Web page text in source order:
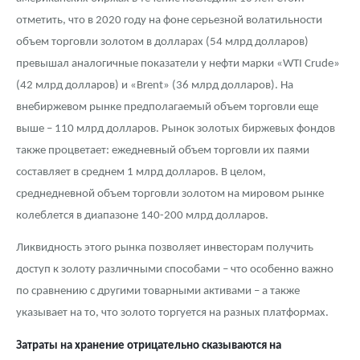
Русская нумизматика
Золотая карманная галерея
Наборы подарочных и коллекционных монет
Монеты и жетоны из недрагоценных металлов
Книги по нумизматике
отметить, что в 2020 году на фоне серьезной волатильности
объем торговли золотом в долларах (54 млрд долларов)
превышал аналогичные показатели у нефти марки «WTI Crude»
(42 млрд долларов) и «Brent» (36 млрд долларов). На
внебиржевом рынке предполагаемый объем торговли еще
выше – 110 млрд долларов. Рынок золотых биржевых фондов
также процветает: ежедневный объем торговли их паями
составляет в среднем 1 млрд долларов. В целом,
среднедневной объем торговли золотом на мировом рынке
колеблется в диапазоне 140-200 млрд долларов.
Ликвидность этого рынка позволяет инвесторам получить
доступ к золоту различными способами – что особенно важно
по сравнению с другими товарными активами – а также
указывает на то, что золото торгуется на разных платформах.
Затраты на хранение отрицательно сказываются на